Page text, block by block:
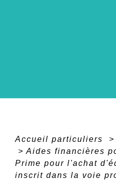
Accueil particuliers >
> Aides financières
Prime pour l'achat
inscrit dans la voie